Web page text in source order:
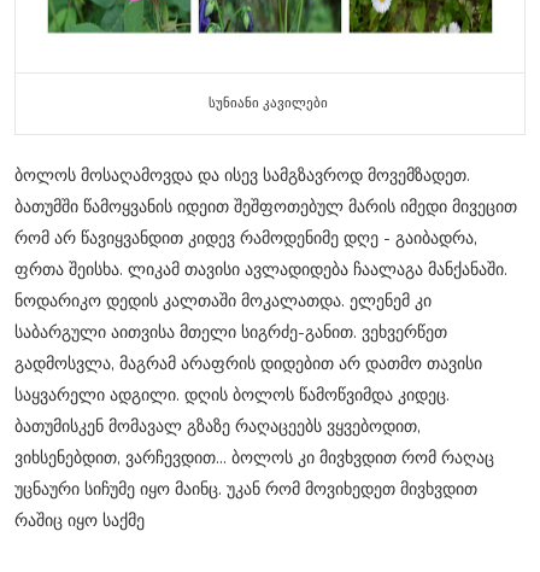
სუნიანი კავილები
ბოლოს მოსაღამოვდა და ისევ სამგზავროდ მოვემზადეთ.
ბათუმში წამოყვანის იდეით შეშფოთებულ მარის იმედი მივეცით
რომ არ წავიყვანდით კიდევ რამოდენიმე დღე - გაიბადრა,
ფრთა შეისხა. ლიკამ თავისი ავლადიდება ჩაალაგა მანქანაში.
ნოდარიკო დედის კალთაში მოკალათდა. ელენემ კი
საბარგული აითვისა მთელი სიგრძე-განით. ვეხვერწეთ
გადმოსვლა, მაგრამ არაფრის დიდებით არ დათმო თავისი
საყვარელი ადგილი. დღის ბოლოს წამოწვიმდა კიდეც.
ბათუმისკენ მომავალ გზაზე რაღაცეებს ვყვებოდით,
ვიხსენებდით, ვარჩევდით... ბოლოს კი მივხვდით რომ რაღაც
უცნაური სიჩუმე იყო მაინც. უკან რომ მოვიხედეთ მივხვდით
რაშიც იყო საქმე